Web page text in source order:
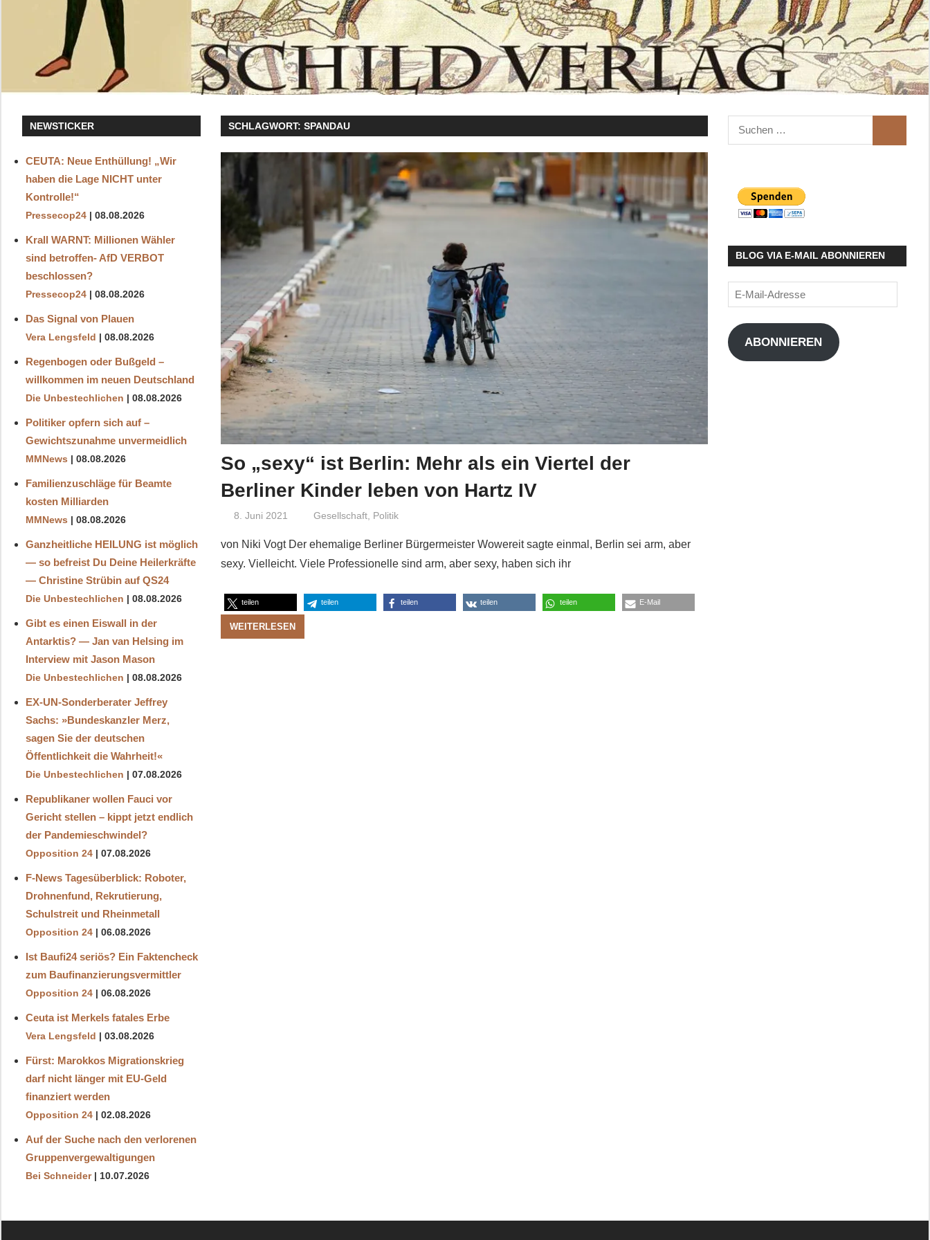
SCHLAGWORT:SPANDAU
So „sexy“ ist Berlin: Mehr als ein Viertel der
Berliner Kinder leben von Hartz IV
8. Juni 2021 Niki Vogt
Gesellschaft, Politik
von Niki Vogt Der ehemalige Berliner Bürgermeister Wowereit sagte einmal, Berlin sei arm, aber
sexy. Vielleicht. Viele Professionelle sind arm, aber sexy, haben sich ihr
teilen teilen teilen teilen teilen E-Mail
WEITERLESEN
NEWSTICKER
CEUTA: Neue Enthüllung! „Wir
haben die Lage NICHT unter
Kontrolle!“
Pressecop24 08.08.2026
Krall WARNT: Millionen Wähler
sind betroffen- AfD VERBOT
beschlossen?
Pressecop24 08.08.2026
Das Signal von Plauen
Vera Lengsfeld 08.08.2026
Regenbogen oder Bußgeld –
willkommen im neuen Deutschland
Die Unbestechlichen 08.08.2026
Politiker opfern sich auf –
Gewichtszunahme unvermeidlich
MMNews 08.08.2026
Familienzuschläge für Beamte
kosten Milliarden
MMNews 08.08.2026
Ganzheitliche HEILUNG ist möglich
— so befreist Du Deine Heilerkräfte
— Christine Strübin auf QS24
Die Unbestechlichen 08.08.2026
Gibt es einen Eiswall in der
Antarktis? — Jan van Helsing im
Interview mit Jason Mason
Die Unbestechlichen 08.08.2026
EX-UN-Sonderberater Jeffrey
Sachs: »Bundeskanzler Merz,
sagen Sie der deutschen
Öffentlichkeit die Wahrheit!«
Die Unbestechlichen 07.08.2026
Republikaner wollen Fauci vor
Gericht stellen – kippt jetzt endlich
der Pandemieschwindel?
Opposition 24 07.08.2026
F-News Tagesüberblick: Roboter,
Drohnenfund, Rekrutierung,
Schulstreit und Rheinmetall
Opposition 24 06.08.2026
Ist Baufi24 seriös? Ein Faktencheck
zum Baufinanzierungsvermittler
Opposition 24 06.08.2026
Ceuta ist Merkels fatales Erbe
Vera Lengsfeld 03.08.2026
Fürst: Marokkos Migrationskrieg
darf nicht länger mit EU-Geld
finanziert werden
Opposition 24 02.08.2026
Auf der Suche nach den verlorenen
Gruppenvergewaltigungen
Bei Schneider 10.07.2026
Suchen
nach:
BLOG VIA E-MAIL ABONNIEREN
E-
Mail-
Adresse
ABONNIEREN